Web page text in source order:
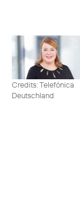
Credits: Telefónica
Deutschland